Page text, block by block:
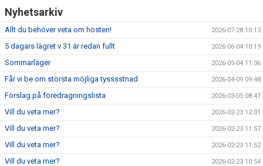
FRITIDSKORTET
Nyhetsarkiv
Allt du behöver veta om hösten! 2026-07-28 10:13
5 dagars lägret v 31 är redan fullt 2026-06-04 10:19
Sommarläger 2026-05-04 11:36
Får vi be om största möjliga tysssstnad 2026-04-09 09:48
Förslag på föredragningslista 2026-03-05 08:47
Vill du veta mer? 2026-02-23 12:01
Vill du veta mer? 2026-02-23 11:57
Vill du veta mer? 2026-02-23 11:52
Vill du veta mer? 2026-02-23 10:54